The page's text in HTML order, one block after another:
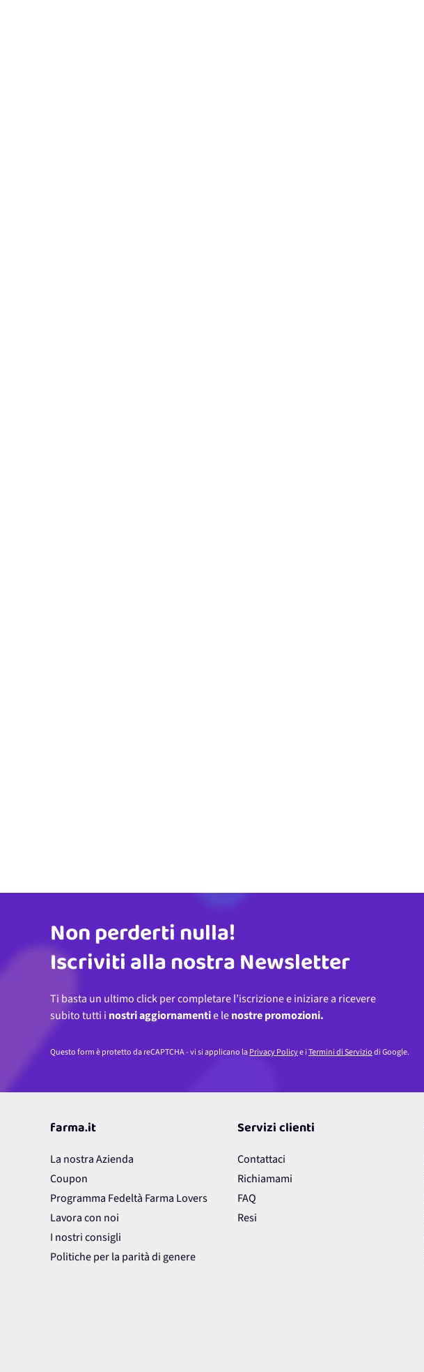
Indirizzo email
Non perderti nulla!
Iscriviti alla nostra Newsletter
Ti basta un ultimo click per completare l’iscrizione e iniziare a ricevere
subito tutti i nostri aggiornamentie lenostre promozioni.
Questo form è protetto da reCAPTCHA - vi si applicano laPrivacy Policye iTermini di Serviziodi Google.
farma.it
La nostra Azienda
Coupon
Programma Fedeltà Farma Lovers
Lavora con noi
I nostri consigli
Politiche per la parità di genere
Servizi clienti
Contattaci
Richiamami
FAQ
Resi